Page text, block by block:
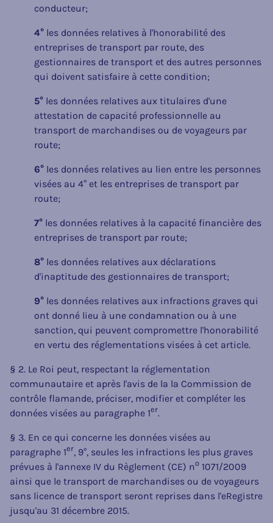
conducteur;
4° les données relatives à l'honorabilité des
entreprises de transport par route, des
gestionnaires de transport et des autres personnes
qui doivent satisfaire à cette condition;
5° les données relatives aux titulaires d'une
attestation de capacité professionnelle au
transport de marchandises ou de voyageurs par
route;
6° les données relatives au lien entre les personnes
visées au 4° et les entreprises de transport par
route;
7° les données relatives à la capacité financière des
entreprises de transport par route;
8° les données relatives aux déclarations
d'inaptitude des gestionnaires de transport;
9° les données relatives aux infractions graves qui
ont donné lieu à une condamnation ou à une
sanction, qui peuvent compromettre l'honorabilité
en vertu des réglementations visées à cet article.
§ 2. Le Roi peut, respectant la réglementation
communautaire et après l'avis de la la Commission de
contrôle flamande, préciser, modifier et compléter les
données visées au paragraphe 1er.
§ 3. En ce qui concerne les données visées au
paragraphe 1er, 9°, seules les infractions les plus graves
prévues à l'annexe IV du Règlement (CE) no 1071/2009
ainsi que le transport de marchandises ou de voyageurs
sans licence de transport seront reprises dans l'eRegistre
jusqu'au 31 décembre 2015.